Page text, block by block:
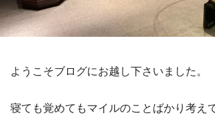
ようこそブログにお越し下さいました。
寝ても覚めてもマイルのことばかり考え